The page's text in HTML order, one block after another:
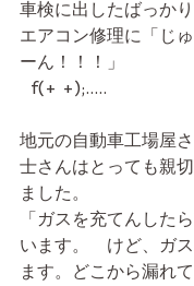
車検に出したばっか
エアコン修理に「じ
ーん！！！」
  f(+ +);.....
地元の自動車工場屋
士さんはとっても親
ました。
「ガスを充てんした
います。　けど、ガ
ます。どこから漏れ